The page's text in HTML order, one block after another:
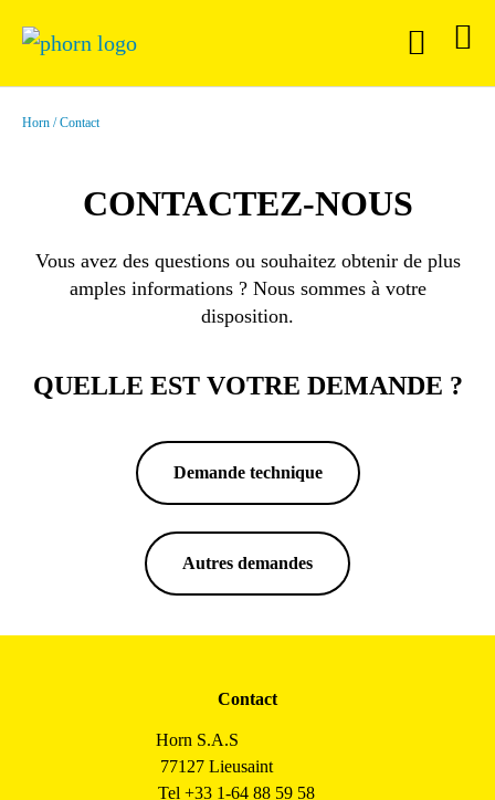
Horn Contact
CONTACTEZ-NOUS
Vous avez des questions ou souhaitez obtenir de plus
amples informations ? Nous sommes à votre
disposition.
QUELLE EST VOTRE DEMANDE ?
Demande technique
Autres demandes
Contact
Horn S.A.S
77127 Lieusaint
Tel +33 1-64 88 59 58